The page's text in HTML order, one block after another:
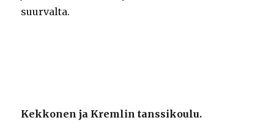
suurvalta.
Kekkonen ja Kremlin tanssikoulu.